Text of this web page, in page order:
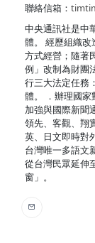
聯絡信箱：
中央通訊社是中
體。 經歷組織
方式經營；隨著
例」改制為財團
行三大法定任務
體。 ．辦理國家
加強與國際新聞
領先、客觀、翔
英、日文即時對
台灣唯一多語文
從台灣民眾延伸
窗」。